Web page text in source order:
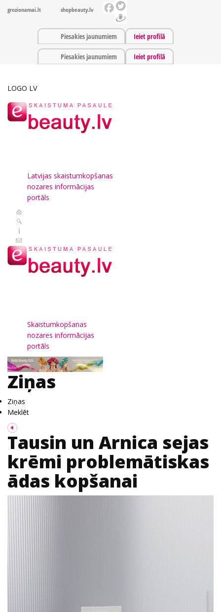
grozionamai.lt shopbeauty.lv
Piesakies jaunumiem Ieiet profilā
Piesakies jaunumiem Ieiet profilā
LOGO LV
Latvijas skaistumkopšanas
nozares informācijas
portāls
Skaistumkopšanas
nozares informācijas
portāls
Ziņas
Ziņas
Meklēt
Tausin un Arnica sejas
krēmi problemātiskas
ādas kopšanai